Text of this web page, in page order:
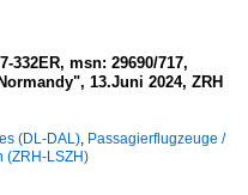
332ER, msn: 29690/717,
13.Juni 2024, ZRH
(DL-DAL), Passagierflugzeuge /
(ZRH-LSZH)